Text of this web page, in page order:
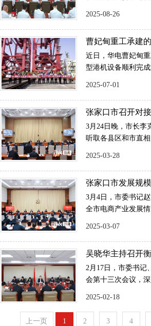
2025-08-26
曹妃甸重工承建
设备成功滚装发运
近日，华电曹妃甸
型港机设备顺利完
2025-07-01
张家口市召开对
3月24日晚，市长李
听取各县区和市直
2025-03-28
张家口市发展规
3月4日，市委书记
全市电商产业发展
2025-03-07
吴晓华主持召开
议
2月17日，市委书记
会第十三次会议，
2025-02-18
上一页 1 2 3 4